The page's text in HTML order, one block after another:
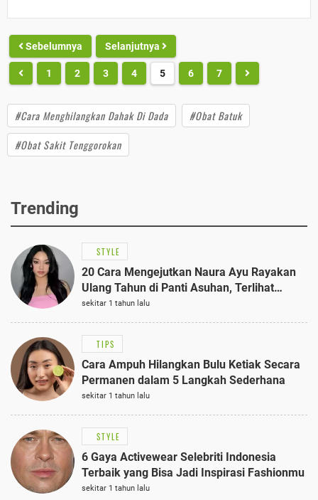
Sebelumnya Selanjutnya
1 2 3 4 5 6 7
#Cara Menghilangkan Dahak Di Dada
#Obat Batuk
#Obat Sakit Tenggorokan
Trending
STYLE
20 Cara Mengejutkan Naura Ayu Rayakan
Ulang Tahun di Panti Asuhan, Terlihat
Anggun dengan Kaftan Cokelat
sekitar 1 tahun lalu
TIPS
Cara Ampuh Hilangkan Bulu Ketiak Secara
Permanen dalam 5 Langkah Sederhana
sekitar 1 tahun lalu
STYLE
6 Gaya Activewear Selebriti Indonesia
Terbaik yang Bisa Jadi Inspirasi Fashionmu
sekitar 1 tahun lalu